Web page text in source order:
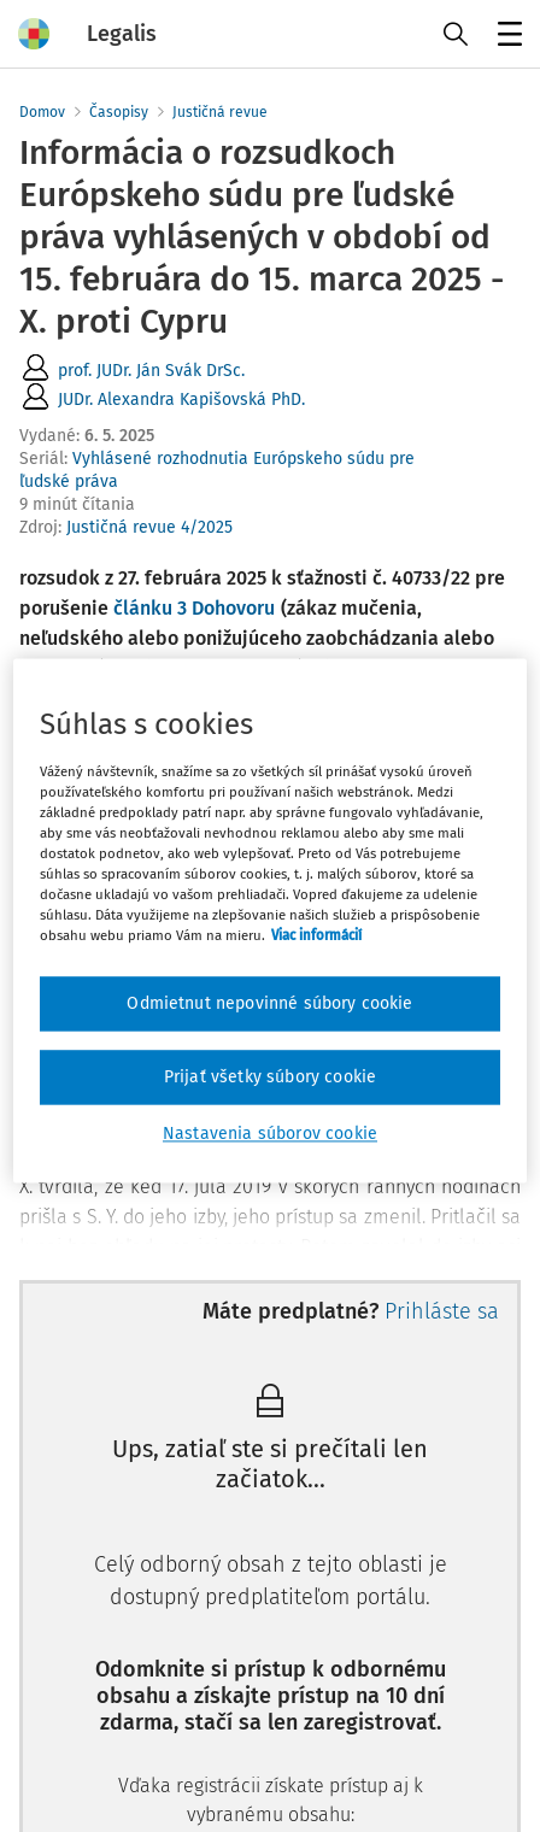
Legalis
Domov Časopisy Justičná revue
Informácia o rozsudkoch
Európskeho súdu pre ľudské
práva vyhlásených v období od
15. februára do 15. marca 2025 -
X. proti Cypru
prof. JUDr. Ján Svák DrSc.
JUDr. Alexandra Kapišovská PhD.
Vydané: 6. 5. 2025
Seriál: Vyhlásené rozhodnutia Európskeho súdu pre
ľudské práva
9 minút čítania
Zdroj: Justičná revue 4/2025
rozsudok z 27. februára 2025 k sťažnosti č. 40733/22 pre
porušenie článku 3 Dohovoru (zákaz mučenia,
neľudského alebo ponižujúceho zaobchádzania alebo
vo vyšetrovaní znásilnenia
Sťažovateľka X. je britská štátna príslušníčka, ktorá sa
narodila v roku 2000 a žije v Spojenom kráľovstve. X.
navštívila Ayia Napa na Cypre v júli 2019. Bývala v
apartmánovom komplexe pre mladých a zdieľala izbu s
dvomi priateľkami. Podľa jej neskoršieho vyjadrenia na
polícii mala dvakrát dobrovoľný sex s iným hosťom
filmovať. Jeden z nich ju obchytkával a dokonca ju udrel
po zadku. Tvrdila, že jeden z jeho priateľov sa tiež pokúsil
o intimny styk, no pretože vypila veľa alkoholu, všetko bolo
hmlisté a nevedela si presne spomenúť, čo sa vtedy
X. tvrdila, že keď 17. júla 2019 v skorých ranných hodinách
prišla s S. Y. do jeho izby, jeho prístup sa zmenil. Pritlačil sa
12 priateľov, ktorí jej priviazali kolená k ramenám a
hromadne ju znásilnili. Zdalo sa jej, že si spomína na
Máte predplatné? Prihláste sa
Ups, zatiaľ ste si prečítali len
začiatok...
Celý odborný obsah z tejto oblasti je
dostupný predplatiteľom portálu.
Odomknite si prístup k odbornému
obsahu a získajte prístup na 10 dní
zdarma, stačí sa len zaregistrovať.
Vďaka registrácii získate prístup aj k
vybranému obsahu:
Súhlas s cookies
Vážený návštevník, snažíme sa zo všetkých síl prinášať vysokú úroveň
používateľského komfortu pri používaní našich webstránok. Medzi
základné predpoklady patrí napr. aby správne fungovalo vyhľadávanie,
aby sme vás neobťažovali nevhodnou reklamou alebo aby sme mali
dostatok podnetov, ako web vylepšovať. Preto od Vás potrebujeme
súhlas so spracovaním súborov cookies, t. j. malých súborov, ktoré sa
dočasne ukladajú vo vašom prehliadači. Vopred ďakujeme za udelenie
súhlasu. Dáta využijeme na zlepšovanie našich služieb a prispôsobenie
obsahu webu priamo Vám na mieru. Viac informácií
Nastavenia súborov cookie
Odmietnut nepovinné súbory cookie
Prijať všetky súbory cookie